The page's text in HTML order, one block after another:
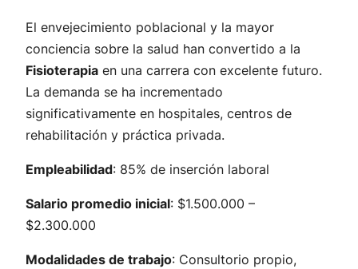
El envejecimiento poblacional y la mayor
conciencia sobre la salud han convertido a la
Fisioterapia en una carrera con excelente futuro.
La demanda se ha incrementado
significativamente en hospitales, centros de
rehabilitación y práctica privada.
Empleabilidad: 85% de inserción laboral
Salario promedio inicial: $1.500.000 –
$2.300.000
Modalidades de trabajo: Consultorio propio,